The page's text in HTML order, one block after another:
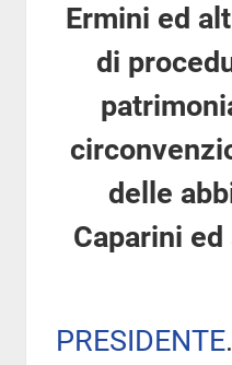
Ermini ed
di
delle
Caparini
PRESIDENTE